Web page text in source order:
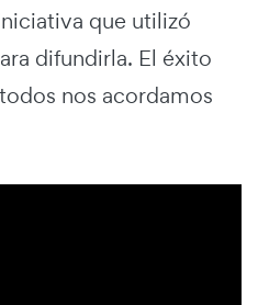
que utilizó
difundirla. El éxito
nos acordamos